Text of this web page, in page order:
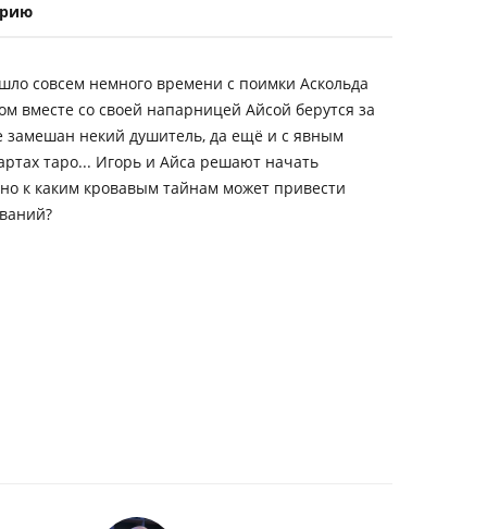
совсем немного времени с поимки Аскольда
вместе со своей напарницей Айсой берутся за
замешан некий душитель, да ещё и с явным
таро... Игорь и Айса решают начать
к каким кровавым тайнам может привести